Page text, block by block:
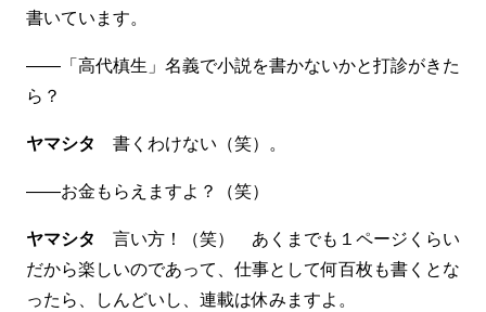
書いています。
――「高代槙生」名義で小説を書かないかと打診がきた
ら？
ヤマシタ 書くわけない（笑）。
――お金もらえますよ？（笑）
ヤマシタ 言い方！（笑） あくまでも１ページくらい
だから楽しいのであって、仕事として何百枚も書くとな
ったら、しんどいし、連載は休みますよ。